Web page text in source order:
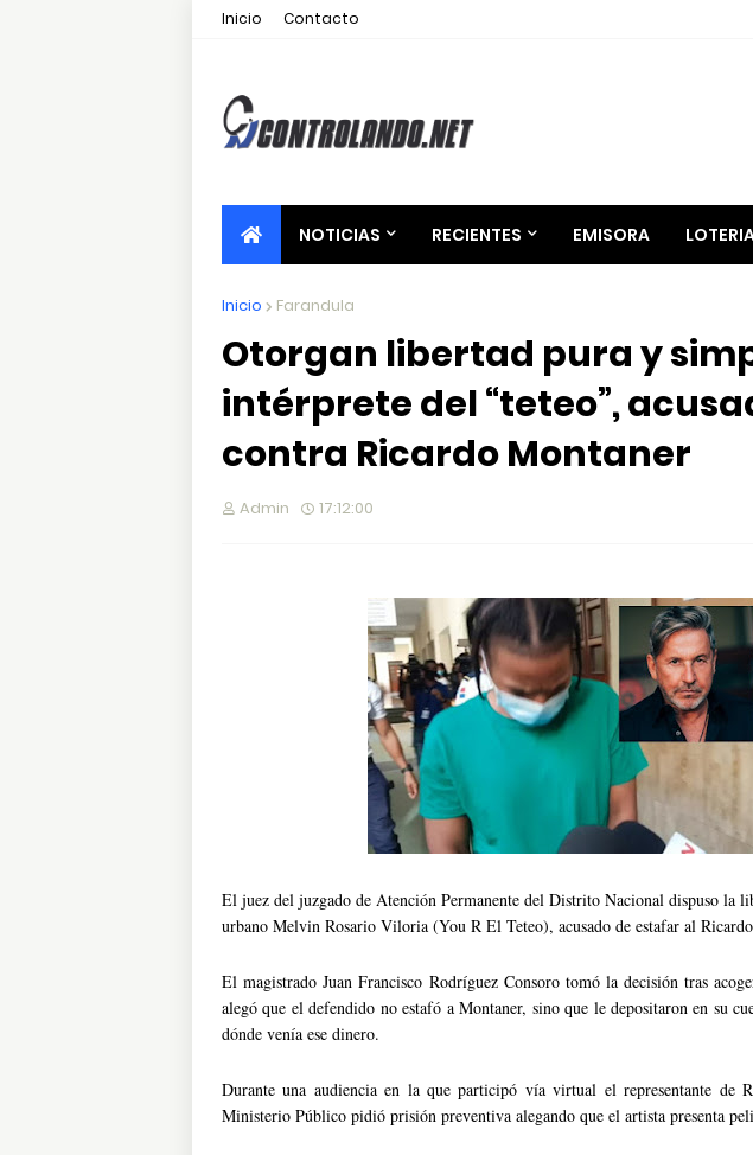
Inicio Contacto
NOTICIAS RECIENTES EMISORA
Inicio Farandula
Otorgan libertad pura y
intérprete del “teteo”,
contra Ricardo Montaner
Admin 17:12:00
El juez del juzgado de Atención Permanente del Distrito Nacional dispuso la
urbano Melvin Rosario Viloria (You R El Teteo), acusado de estafar al
El magistrado Juan Francisco Rodríguez Consoro tomó la decisión tras
alegó que el defendido no estafó a Montaner, sino que le depositaron en su
dónde venía ese dinero.
Durante una audiencia en la que participó vía virtual el representante de
Ministerio Público pidió prisión preventiva alegando que el artista presenta